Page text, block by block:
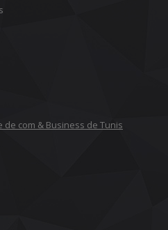
com & Business de Tunis